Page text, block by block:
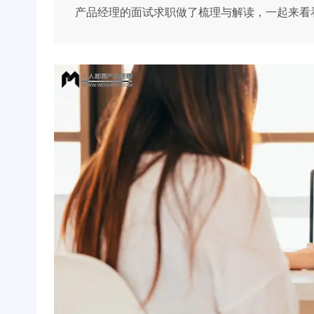
产品经理的面试求职做了梳理与解读，一起来看